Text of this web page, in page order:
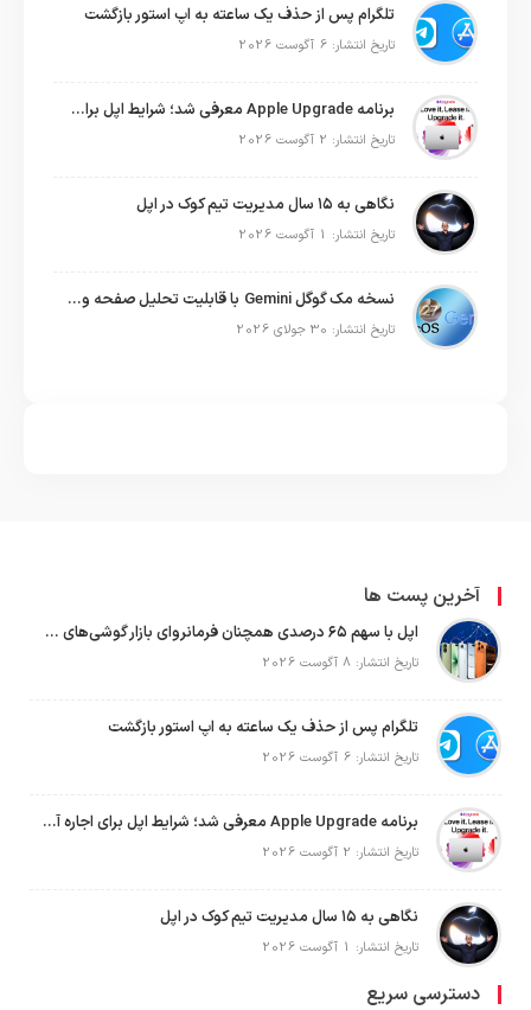
تلگرام پس از حذف یک ساعته به اپ استور بازگشت
تاریخ انتشار: 6 آگوست 2026
برنامه Apple Upgrade معرفی شد؛ شرایط اپل برای اجاره آیفون، آیپد، مک و اپل واچ
تاریخ انتشار: 2 آگوست 2026
نگاهی به ۱۵ سال مدیریت تیم کوک در اپل
تاریخ انتشار: 1 آگوست 2026
نسخه مک گوگل Gemini با قابلیت تحلیل صفحه و دستورات صوتی در به‌روزرسانی جدید
تاریخ انتشار: 30 جولای 2026
آخرین پست ها
اپل با سهم ۶۵ درصدی همچنان فرمانروای بازار گوشی‌های پریمیوم جهان است
تاریخ انتشار: 8 آگوست 2026
تلگرام پس از حذف یک ساعته به اپ استور بازگشت
تاریخ انتشار: 6 آگوست 2026
برنامه Apple Upgrade معرفی شد؛ شرایط اپل برای اجاره آیفون، آیپد، مک و اپل واچ
تاریخ انتشار: 2 آگوست 2026
نگاهی به ۱۵ سال مدیریت تیم کوک در اپل
تاریخ انتشار: 1 آگوست 2026
دسترسی سریع